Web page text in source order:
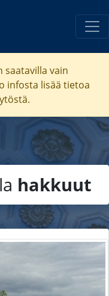
saatavilla vain
infosta lisää tietoa
hakkuut